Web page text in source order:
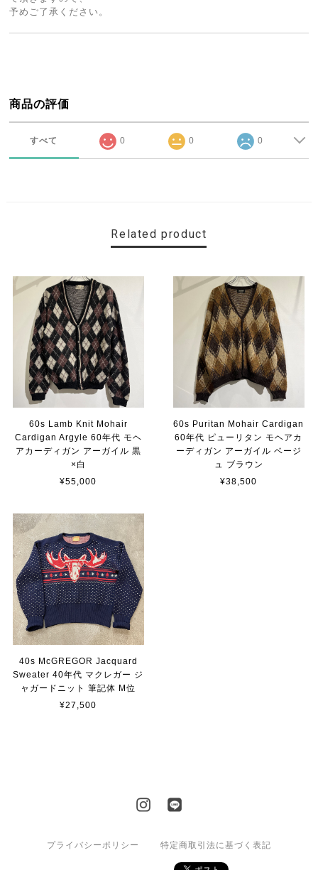
予めご了承ください。
商品の評価
すべて 0 0 0
Related product
60s Lamb Knit Mohair
Cardigan Argyle 60年代 モヘ
アカーディガン アーガイル 黒
×白
¥55,000
60s Puritan Mohair Cardigan
60年代 ピューリタン モヘアカ
ーディガン アーガイル ベージ
ュ ブラウン
¥38,500
40s McGREGOR Jacquard
Sweater 40年代 マクレガー ジ
ャガードニット 筆記体 M位
¥27,500
プライバシーポリシー 特定商取引法に基づく表記